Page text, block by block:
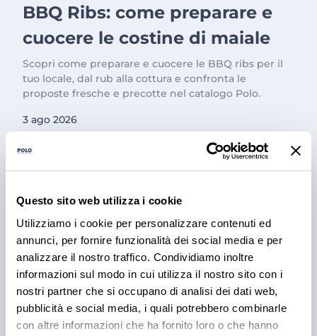
Questo sito web utilizza i cookie
Utilizziamo i cookie per personalizzare contenuti ed
annunci, per fornire funzionalità dei social media e per
analizzare il nostro traffico. Condividiamo inoltre
informazioni sul modo in cui utilizza il nostro sito con i
nostri partner che si occupano di analisi dei dati web,
pubblicità e social media, i quali potrebbero combinarle
con altre informazioni che ha fornito loro o che hanno
BBQ Ribs: come preparare e
cuocere le costine di maiale
Scopri come preparare e cuocere le BBQ ribs per il
tuo locale, dal rub alla cottura e confronta le
proposte fresche e precotte nel catalogo Polo.
3 ago 2026
PRODOTTI
Cantina Valle Isarco: